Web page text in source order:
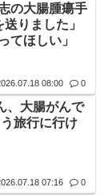
の大腸腫瘍手
りました」
てほしい」
08:00 0
、大腸がんで
旅行に行け
07:16 0